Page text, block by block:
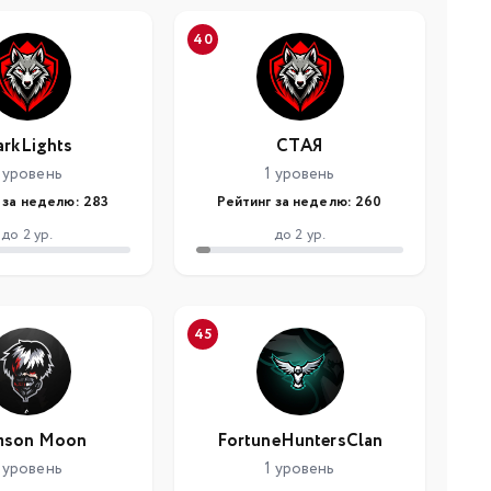
уровень
за неделю: 283
до 2 ур.
40
СТАЯ
1 уровень
Рейтинг за неделю: 260
до 2 ур.
Moon
уровень
45
FortuneHuntersClan
1 уровень